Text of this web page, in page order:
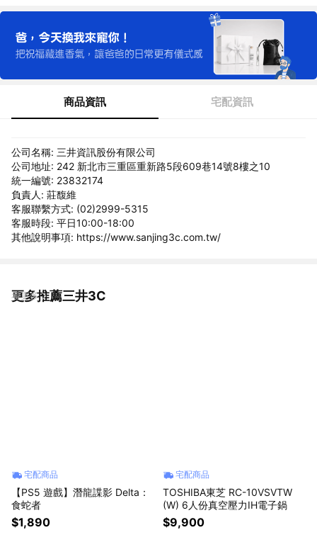
商品資訊 宅配資訊
公司名稱: 三井資訊股份有限公司
公司地址: 242 新北市三重區重新路5段609巷14號8樓之10
統一編號: 23832174
負責人: 莊馥維
客服聯繫方式: (02)2999-5315
客服時段: 平日10:00-18:00
其他說明事項: https://www.sanjing3c.com.tw/
更多推薦三井3C
看更多
宅配商品
【PS5 遊戲】潛龍諜影 Delta：
食蛇者
$1,890
宅配商品
TOSHIBA東芝 RC-10VSVTW
(W) 6人份真空壓力IH電子鍋
$9,900